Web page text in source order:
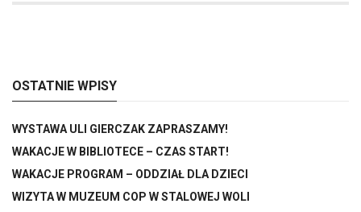
OSTATNIE WPISY
WYSTAWA ULI GIERCZAK ZAPRASZAMY!
WAKACJE W BIBLIOTECE – CZAS START!
WAKACJE PROGRAM – ODDZIAŁ DLA DZIECI
WIZYTA W MUZEUM COP W STALOWEJ WOLI